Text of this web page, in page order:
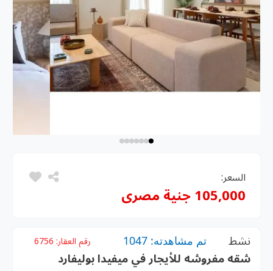
السعر:
105,000 جنية مصرى
نشط تم مشاهدته: 1047 رقم العقار: 6756
شقه مفروشه للأيجار في ميفيدا بوليفارد